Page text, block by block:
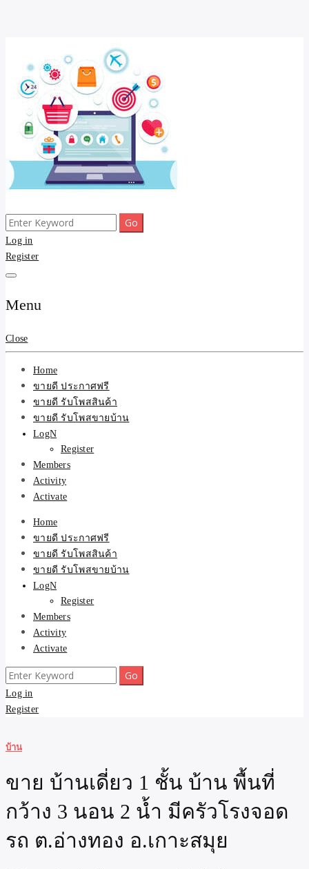
content
รับจ้างโพสต์ บ้าน ที่ดิน
อสังหา kyedee.com โพส
ขายดี ขายฟรี รับโพสขาย
สินค้าและบริการ
ขายดี โพสประกาศขายสินค้าฟรี บ้าน ที่ดิน อสังหา รับโพสต์ประกาศขาย
ของ รับรองผล ดีที่สุดถูกที่สุด ติดหน้าแรกกูเกืล
Search
for:
Log in
Register
Menu
Close
Home
ขายดี ประกาศฟรี
ขายดี รับโพสสินค้า
ขายดี รับโพสขายบ้าน
LogN
Register
Members
Activity
Activate
Home
ขายดี ประกาศฟรี
ขายดี รับโพสสินค้า
ขายดี รับโพสขายบ้าน
LogN
Register
Members
Activity
Activate
Search
for:
Log in
Register
บ้าน
ขาย บ้านเดี่ยว 1 ชั้น บ้าน พื้นที่
กว้าง 3 นอน 2 น้ำ มีครัวโรงจอด
รถ ต.อ่างทอง อ.เกาะสมุย